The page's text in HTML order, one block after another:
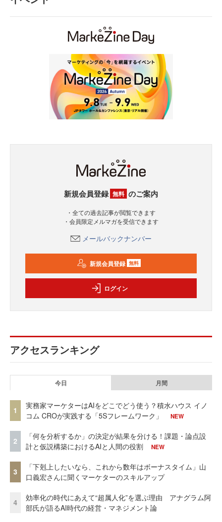
新規会員登録 無料 のご案内
・全ての過去記事が閲覧できます
・会員限定メルマガを受信できます
メールバックナンバー
新規会員登録 無料
ログイン
アクセスランキング
今日 月間
1
実務家マーケターはAIをどこでどう使う？積水ハウス イノ
コム CROが実践する「5Sフレームワーク」
NEW
2
「何を分析するか」の決定が結果を分ける！課題・論点設
計と仮説構築におけるAIと人間の役割
NEW
3
「下剋上したいなら、これから数年はボーナスタイム」山
口義宏さんに聞くマーケターのスキルアップ
4
効率化の時代にあえて“超属人化”を選ぶ理由 アナグラム阿
部氏が語るAI時代の経営・マネジメント論